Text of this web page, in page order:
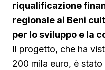
riqualificazione
regionale ai Beni
per lo sviluppo e la
Il progetto, che ha
200 mila euro, è